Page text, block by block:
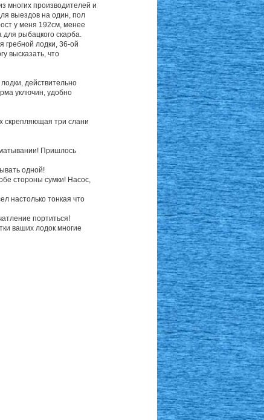
многих производителей и
выездов на один, пол
у меня 192см, менее
рыбацкого скарба.
гребной лодки, 36-ой
высказать, что
действительно
уключин, удобно
скрепляющая три слани
Пришлось
одной!
стороны сумки! Насос,
настолько тонкая что
портиться!
ваших лодок многие